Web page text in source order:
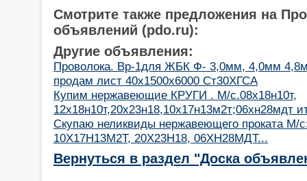
Смотрите также предложения на
объявлений (pdo.ru):
Другие объявления:
Проволока. Вр-1для ЖБК Ф- 3,0мм, 4,0мм
продам лист 40х1500х6000 Ст30ХГСА
Купим нержавеющие КРУГИ . М/с.08х18н10т,
12х18н10т,20х23н18,10х17н13м2т;06хн28мдт
Скупаю неликвиды нержавеющего проката М/
10Х17Н13М2Т, 20Х23Н18, 06ХН28МДТ...
Вернуться в раздел "Доска